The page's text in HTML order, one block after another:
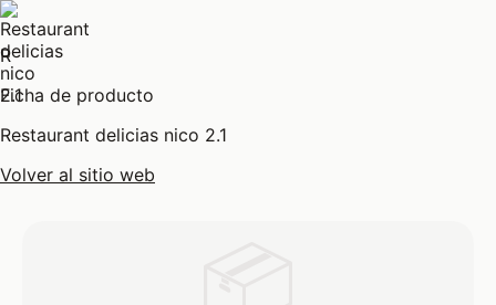
R
Ficha de producto
Restaurant delicias nico 2.1
Volver al sitio web